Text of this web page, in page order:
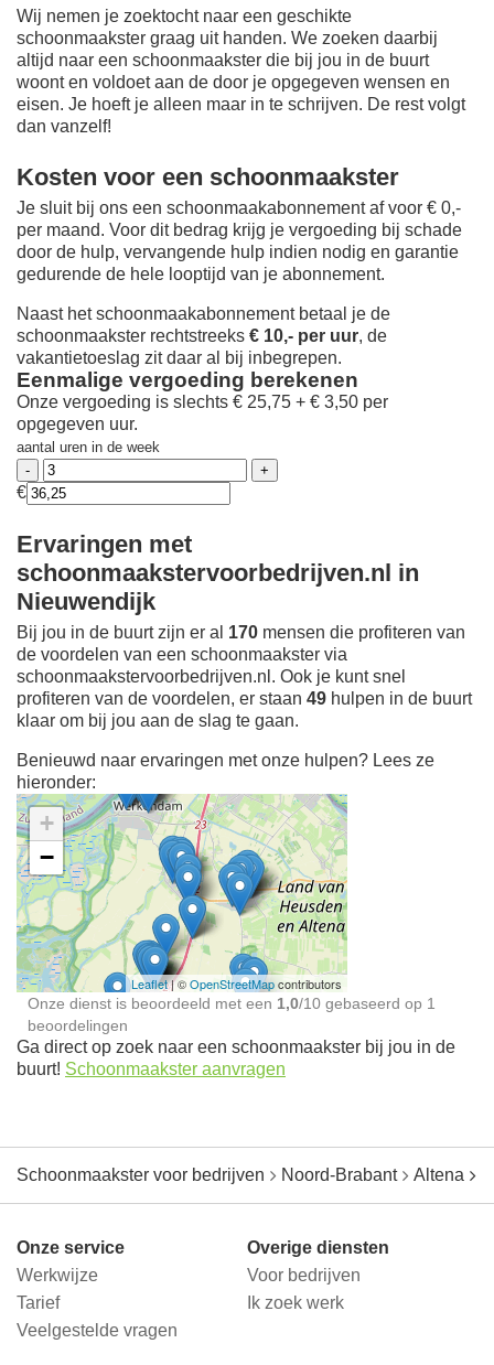
Wij nemen je zoektocht naar een geschikte
schoonmaakster graag uit handen. We zoeken daarbij
altijd naar een schoonmaakster die bij jou in de buurt
woont en voldoet aan de door je opgegeven wensen en
eisen. Je hoeft je alleen maar in te schrijven. De rest volgt
dan vanzelf!
Kosten voor een schoonmaakster
Je sluit bij ons een schoonmaakabonnement af voor € 0,-
per maand. Voor dit bedrag krijg je vergoeding bij schade
door de hulp, vervangende hulp indien nodig en garantie
gedurende de hele looptijd van je abonnement.
Naast het schoonmaakabonnement betaal je de
schoonmaakster rechtstreeks € 10,- per uur, de
vakantietoeslag zit daar al bij inbegrepen.
Eenmalige vergoeding berekenen
Onze vergoeding is slechts € 25,75 + € 3,50 per
opgegeven uur.
aantal uren in de week
€
Ervaringen met
schoonmaakstervoorbedrijven.nl in
Nieuwendijk
Bij jou in de buurt zijn er al 170 mensen die profiteren van
de voordelen van een schoonmaakster via
schoonmaakstervoorbedrijven.nl. Ook je kunt snel
profiteren van de voordelen, er staan 49 hulpen in de buurt
klaar om bij jou aan de slag te gaan.
Benieuwd naar ervaringen met onze hulpen? Lees ze
hieronder:
Ontdek meer ervaringen
Schoonmaakster bij
jou in de buurt
+
−
Leaflet| ©OpenStreetMapcontributors
Onze dienst is beoordeeld met een 1,0/10 gebaseerd op 1
beoordelingen
Ga direct op zoek naar een schoonmaakster bij jou in de
buurt! Schoonmaakster aanvragen
Schoonmaakster voor bedrijven Noord-Brabant Altena
Onze service
Werkwijze
Tarief
Veelgestelde vragen
Overige diensten
Voor bedrijven
Ik zoek werk